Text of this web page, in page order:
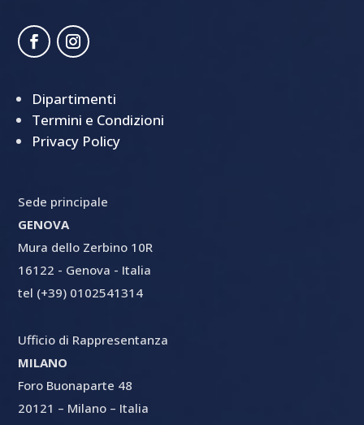
Dipartimenti
Termini e Condizioni
Privacy Policy
Sede principale
GENOVA
Mura dello Zerbino 10R
16122 - Genova - Italia
tel (+39) 0102541314
Ufficio di Rappresentanza
MILANO
Foro Buonaparte 48
20121 – Milano – Italia